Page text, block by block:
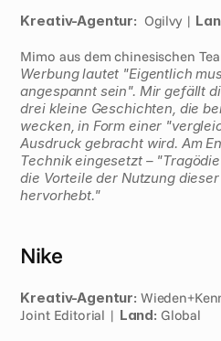
Kreativ-Agentur: Ogilvy |
Mimo aus dem chinesischen
Werbung lautet "Eigentlich
angespannt sein". Mir gefällt
drei kleine Geschichten, die
wecken, in Form einer
Ausdruck gebracht wird. Am
Technik eingesetzt –
die Vorteile der Nutzung
hervorhebt."
Nike
Kreativ-Agentur:
Joint Editorial | Land: Global